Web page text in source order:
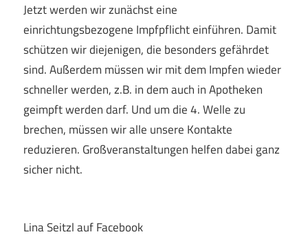
Jetzt werden wir zunächst eine
einrichtungsbezogene Impfpflicht einführen. Damit
schützen wir diejenigen, die besonders gefährdet
sind. Außerdem müssen wir mit dem Impfen wieder
schneller werden, z.B. in dem auch in Apotheken
geimpft werden darf. Und um die 4. Welle zu
brechen, müssen wir alle unsere Kontakte
reduzieren. Großveranstaltungen helfen dabei ganz
sicher nicht.
Lina Seitzl auf Facebook